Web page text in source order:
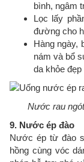
bình, ngâm
Lọc lấy
đường cho
Hàng ngày,
nám và bổ
da khỏe đẹp
Nước rau
9. Nước ép đào
Nước ép từ đào
hồng cùng vóc